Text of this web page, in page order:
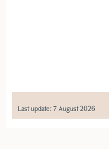
Last update: 7 August 2026